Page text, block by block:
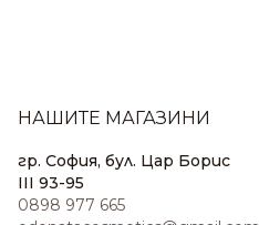
НАШИТЕ МАГАЗИНИ
гр. София, бул. Цар Борис
III 93-95
0898 977 665